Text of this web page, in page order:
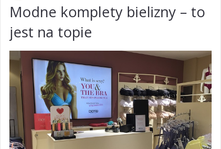
Modne komplety bielizny – to
jest na topie